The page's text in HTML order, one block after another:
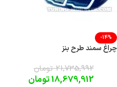
-14%
چراغ سمند طرح بنز
21,735,992 تومان
18,679,912تومان